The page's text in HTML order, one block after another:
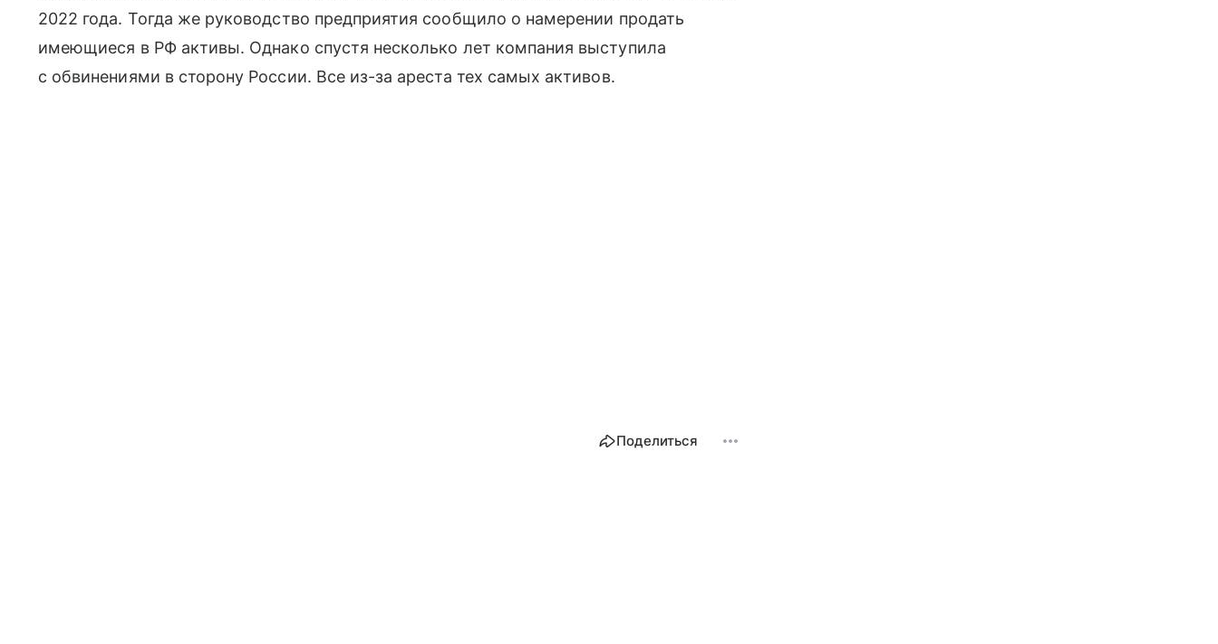
2022 года. Тогда же руководство предприятия сообщило о намерении продать
имеющиеся в РФ активы. Однако спустя несколько лет компания выступила
с обвинениями в сторону России. Все из-за ареста тех самых активов.
Поделиться